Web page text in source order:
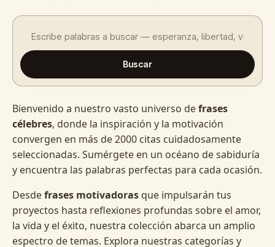
Buscar
Bienvenido a nuestro vasto universo defrases
célebres, donde la inspiración y la motivación
convergen en más de 2000 citas cuidadosamente
seleccionadas. Sumérgete en un océano de sabiduría
y encuentra las palabras perfectas para cada ocasión.
Desdefrases motivadoras que impulsarán tus
proyectos hasta reflexiones profundas sobre el amor,
la vida y el éxito, nuestra colección abarca un amplio
espectro de temas. Explora nuestras categorías y